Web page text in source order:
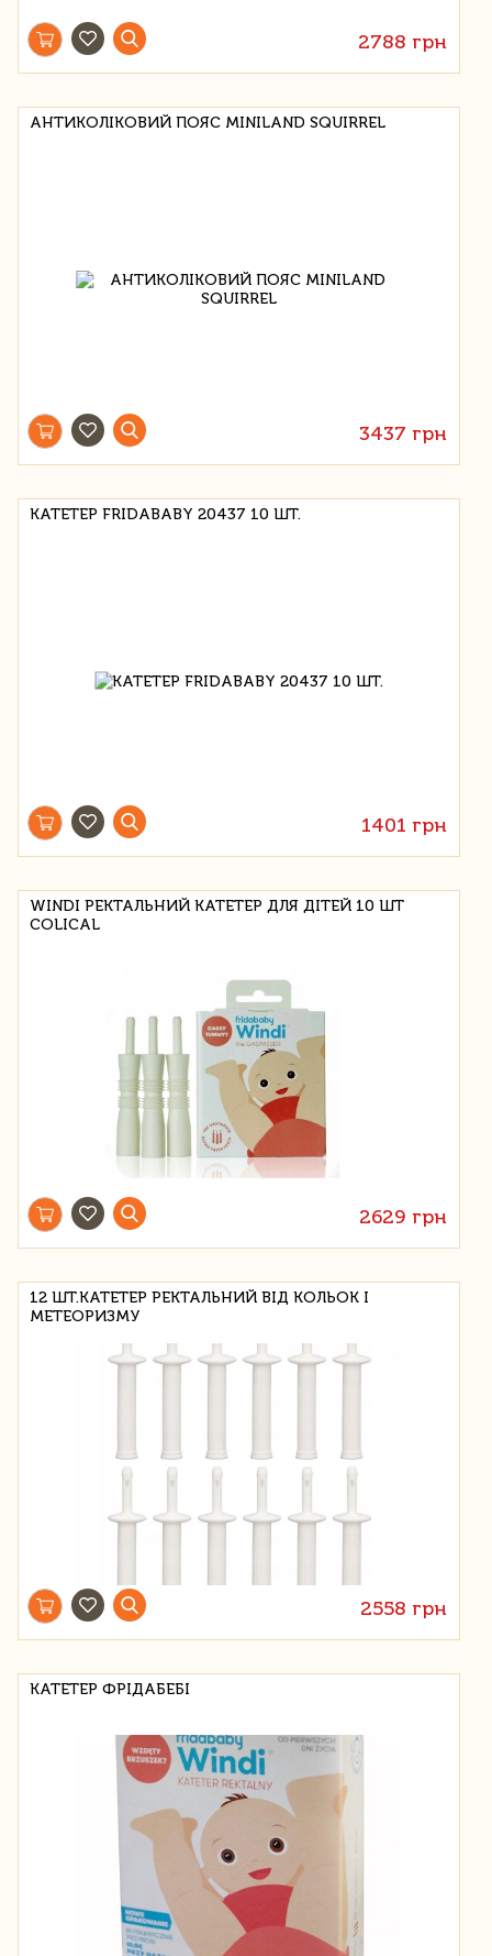
2788 грн
АНТИКОЛІКОВИЙ ПОЯС MINILAND SQUIRREL
3437 грн
КАТЕТЕР FRIDABABY 20437 10 ШТ.
1401 грн
WINDI РЕКТАЛЬНИЙ КАТЕТЕР ДЛЯ ДІТЕЙ 10 ШТ
COLICAL
2629 грн
12 ШТ.КАТЕТЕР РЕКТАЛЬНИЙ ВІД КОЛЬОК І
МЕТЕОРИЗМУ
2558 грн
КАТЕТЕР ФРІДАБЕБІ